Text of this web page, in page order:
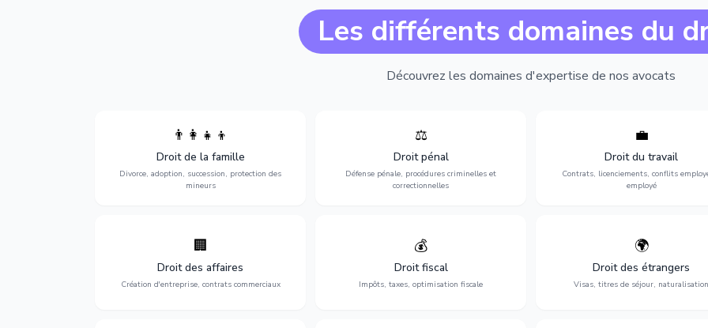
Les différents domaines du
Découvrez les domaines d'expertise de nos avocats
👨‍👩‍👧‍👦
Droit de la famille
Divorce, adoption, succession, protection des
mineurs
succession et protection des personnes
vulnérables.
⚖️
Droit pénal
Défense pénale, procédures criminelles et
correctionnelles
Expertise en matière pénale, de
l'assistance en garde à vue jusqu'au
procès, pour toute affaire correctionnelle
ou criminelle.
💼
Droit du travail
Contrats, licenciements, conflits
employé
Protection de vos droits au
contrats, licenciements,
discrimination et conflits avec
l'employeur.
🏢
Droit des affaires
Création d'entreprise, contrats commerciaux
Accompagnement complet pour votre
entreprise : création, contrats
commerciaux, concurrence et litiges.
💰
Droit fiscal
Impôts, taxes, optimisation fiscale
Optimisation de votre situation fiscale :
déclarations, contentieux, contrôles
fiscaux et planification.
🌍
Droit des étrangers
Visas, titres de séjour, naturalisation
Obtention de vos droits de séjour :
cartes de séjour, regroupement
naturalisation.